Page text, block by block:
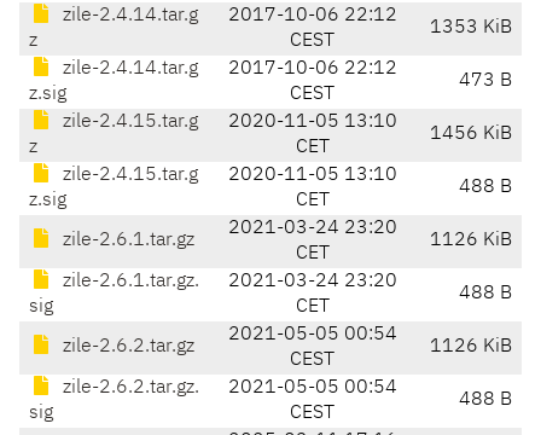
zile-2.4.14.tar.g
z
2017-10-06 22:12
CEST
1353 KiB
zile-2.4.14.tar.g
z.sig
2017-10-06 22:12
CEST
473 B
zile-2.4.15.tar.g
z
2020-11-05 13:10
CET
1456 KiB
zile-2.4.15.tar.g
z.sig
2020-11-05 13:10
CET
488 B
zile-2.6.1.tar.gz
2021-03-24 23:20
CET
1126 KiB
zile-2.6.1.tar.gz.
sig
2021-03-24 23:20
CET
488 B
zile-2.6.2.tar.gz
2021-05-05 00:54
CEST
1126 KiB
zile-2.6.2.tar.gz.
sig
2021-05-05 00:54
CEST
488 B